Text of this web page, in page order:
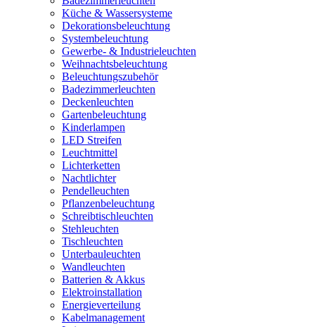
Küche & Wassersysteme
Dekorationsbeleuchtung
Systembeleuchtung
Gewerbe- & Industrieleuchten
Weihnachtsbeleuchtung
Beleuchtungszubehör
Badezimmerleuchten
Deckenleuchten
Gartenbeleuchtung
Kinderlampen
LED Streifen
Leuchtmittel
Lichterketten
Nachtlichter
Pendelleuchten
Pflanzenbeleuchtung
Schreibtischleuchten
Stehleuchten
Tischleuchten
Unterbauleuchten
Wandleuchten
Batterien & Akkus
Elektroinstallation
Energieverteilung
Kabelmanagement